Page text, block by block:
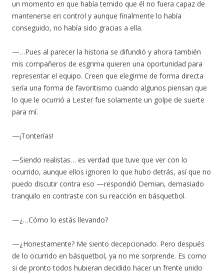
un momento en que había temido que él no fuera capaz de
mantenerse en control y aunque finalmente lo había
conseguido, no había sido gracias a ella.
—…Pues al parecer la historia se difundió y ahora también
mis compañeros de esgrima quieren una oportunidad para
representar el equipo. Creen que elegirme de forma directa
sería una forma de favoritismo cuando algunos piensan que
lo que le ocurrió a Lester fue solamente un golpe de suerte
para mí.
—¡Tonterías!
—Siendo realistas… es verdad que tuve que ver con lo
ocurrido, aunque ellos ignoren lo que hubo detrás, así que no
puedo discutir contra eso —respondió Demian, demasiado
tranquilo en contraste con su reacción en básquetbol.
—¿…Cómo lo estás llevando?
—¿Honestamente? Me siento decepcionado. Pero después
de lo ocurrido en básquetbol, ya no me sorprende. Es como
si de pronto todos hubieran decidido hacer un frente unido